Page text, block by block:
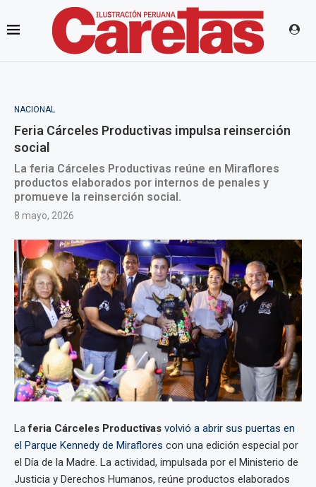
NACIONAL
Feria Cárceles Productivas impulsa reinserción
social
La feria Cárceles Productivas reúne en Miraflores
productos elaborados por internos de penales y
promueve la reinserción social.
8 mayo, 2026
Laferia Cárceles Productivas volvió a abrir sus puertas en
el Parque Kennedy de Miraflores con una edición especial por
el Día de la Madre. La actividad, impulsada por el Ministerio de
Justicia y Derechos Humanos, reúne productos elaborados